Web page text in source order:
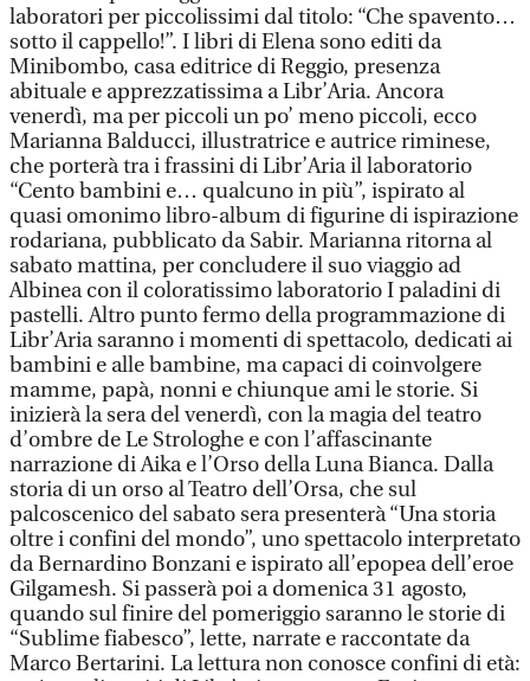
laboratori per piccolissimi dal titolo: “Che spavento…
sotto il cappello!”. I libri di Elena sono editi da
Minibombo, casa editrice di Reggio, presenza
abituale e apprezzatissima a Libr’Aria. Ancora
venerdì, ma per piccoli un po’ meno piccoli, ecco
Marianna Balducci, illustratrice e autrice riminese,
che porterà tra i frassini di Libr’Aria il laboratorio
“Cento bambini e… qualcuno in più”, ispirato al
quasi omonimo libro-album di figurine di ispirazione
rodariana, pubblicato da Sabir. Marianna ritorna al
sabato mattina, per concludere il suo viaggio ad
Albinea con il coloratissimo laboratorio I paladini di
pastelli. Altro punto fermo della programmazione di
Libr’Aria saranno i momenti di spettacolo, dedicati ai
bambini e alle bambine, ma capaci di coinvolgere
mamme, papà, nonni e chiunque ami le storie. Si
inizierà la sera del venerdì, con la magia del teatro
d’ombre de Le Strologhe e con l’affascinante
narrazione di Aika e l’Orso della Luna Bianca. Dalla
storia di un orso al Teatro dell’Orsa, che sul
palcoscenico del sabato sera presenterà “Una storia
oltre i confini del mondo”, uno spettacolo interpretato
da Bernardino Bonzani e ispirato all’epopea dell’eroe
Gilgamesh. Si passerà poi a domenica 31 agosto,
quando sul finire del pomeriggio saranno le storie di
“Sublime fiabesco”, lette, narrate e raccontate da
Marco Bertarini. La lettura non conosce confini di età: